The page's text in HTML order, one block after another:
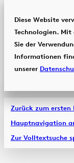
Diese Website
Technologien.
Sie der
Informationen
unserer
Zurück zum ersten
Hauptnavigation
Zur Volltextsuche